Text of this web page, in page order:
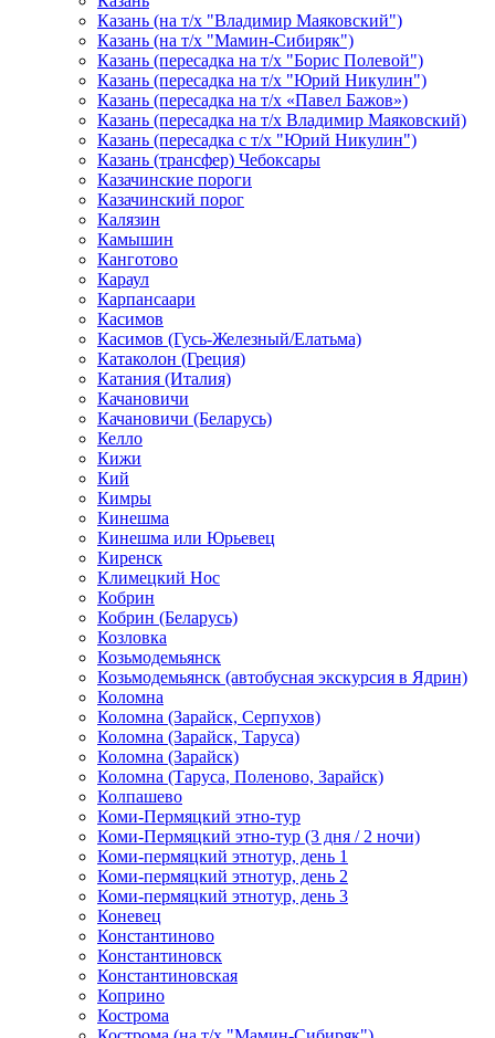
Казань (на т/х "Владимир Маяковский")
Казань (на т/х "Мамин-Сибиряк")
Казань (пересадка на т/х "Борис Полевой")
Казань (пересадка на т/х "Юрий Никулин")
Казань (пересадка на т/х «Павел Бажов»)
Казань (пересадка на т/х Владимир Маяковский)
Казань (пересадка с т/х "Юрий Никулин")
Казань (трансфер) Чебоксары
Казачинские пороги
Казачинский порог
Калязин
Камышин
Канготово
Караул
Карпансаари
Касимов
Касимов (Гусь-Железный/Елатьма)
Катаколон (Греция)
Катания (Италия)
Качановичи
Качановичи (Беларусь)
Келло
Кижи
Кий
Кимры
Кинешма
Кинешма или Юрьевец
Киренск
Климецкий Нос
Кобрин
Кобрин (Беларусь)
Козловка
Козьмодемьянск
Козьмодемьянск (автобусная экскурсия в Ядрин)
Коломна
Коломна (Зарайск, Серпухов)
Коломна (Зарайск, Таруса)
Коломна (Зарайск)
Коломна (Таруса, Поленово, Зарайск)
Колпашево
Коми-Пермяцкий этно-тур
Коми-Пермяцкий этно-тур (3 дня / 2 ночи)
Коми-пермяцкий этнотур, день 1
Коми-пермяцкий этнотур, день 2
Коми-пермяцкий этнотур, день 3
Коневец
Константиново
Константиновск
Константиновская
Коприно
Кострома